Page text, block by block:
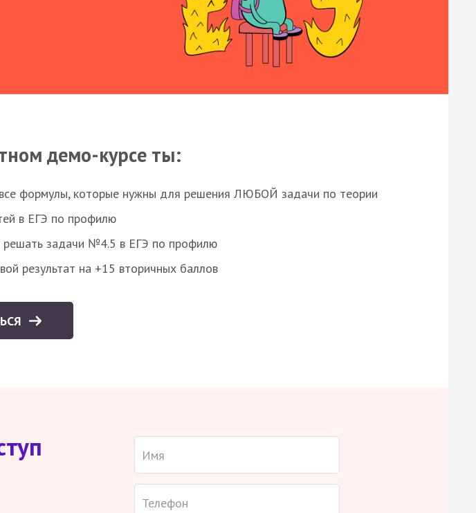
демо-курсе ты:
формулы, которые нужны для решения ЛЮБОЙ задачи по теории
в ЕГЭ по профилю
решать задачи №4.5 в ЕГЭ по профилю
результат на +15 вторичных баллов